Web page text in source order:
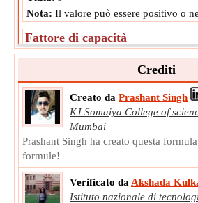
Nota: Il valore può essere positivo o
Fattore di capacità
Il fattore di capacità è direttamente
di ritenzione. Più a lungo un
dalla colonna, maggiore è il fattore di
Simbolo:
k'
Misurazione:NA
Unitless
Nota: Il valore può essere positivo o
Crediti
Creato da Prashant Singh
KJ Somaiya College of
Mumbai
Prashant Singh ha creato questa
formule!
Verificato da Akshada
Istituto nazionale di